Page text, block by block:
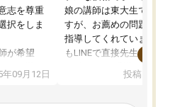
志を尊重
択をしま
が希望
など選ぶ
09月12日
娘の講師は東大生では無
すが、お薦めの問題集や
指導してくれています。
もLINEで直接先生に質問
めれるので、個人に合
投稿日：